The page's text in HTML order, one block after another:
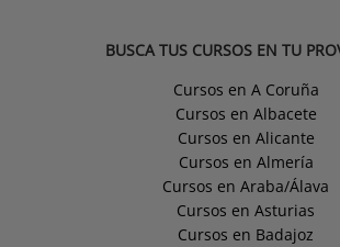
BUSCA TUS CURSOS EN TU
Cursos en A Coruña
Cursos en Albacete
Cursos en Alicante
Cursos en Almería
Cursos en Araba/Álava
Cursos en Asturias
Cursos en Badajoz